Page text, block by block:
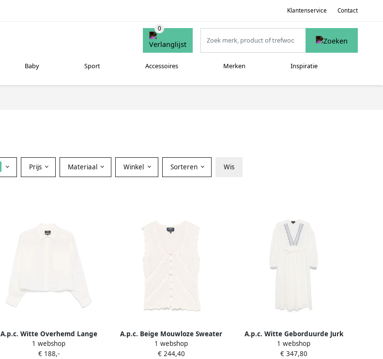
Klantenservice Contact
Baby Sport Accessoires Merken Inspiratie
Prijs Materiaal Winkel Sorteren Wis
A.p.c. Witte Overhemd Lange
Mouwen White Dames
1 webshop
€ 188,-
A.p.c. Beige Mouwloze Sweater
met Knoopsluiting White Dames
1 webshop
€ 244,40
A.p.c. Witte Geborduurde Jurk
met Gerimpeld Detail White
Dames
1 webshop
€ 347,80